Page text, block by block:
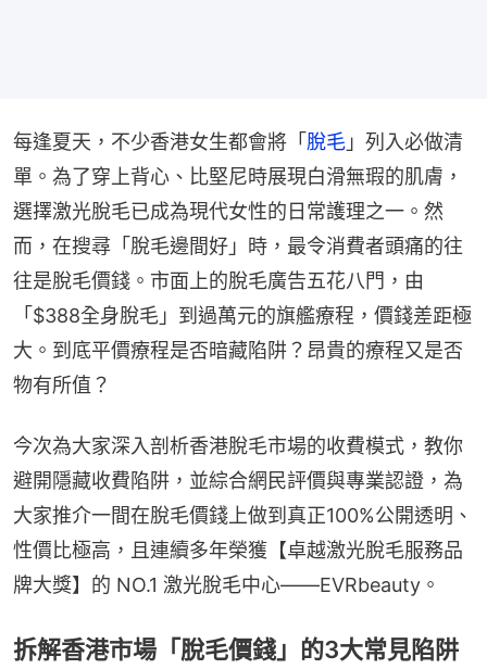
每逢夏天，不少香港女生都會將「 脫毛 」列入必做清
單。為了穿上背心、比堅尼時展現白滑無瑕的肌膚，
選擇激光脫毛已成為現代女性的日常護理之一。然
而，在搜尋「脫毛邊間好」時，最令消費者頭痛的往
往是脫毛價錢。市面上的脫毛廣告五花八門，由
「$388全身脫毛」到過萬元的旗艦療程，價錢差距極
大。到底平價療程是否暗藏陷阱？昂貴的療程又是否
物有所值？
今次為大家深入剖析香港脫毛市場的收費模式，教你
避開隱藏收費陷阱，並綜合網民評價與專業認證，為
大家推介一間在脫毛價錢上做到真正100%公開透明、
性價比極高，且連續多年榮獲【卓越激光脫毛服務品
牌大獎】的 NO.1 激光脫毛中心——EVRbeauty。
拆解香港市場「脫毛價錢」的3大常見陷阱